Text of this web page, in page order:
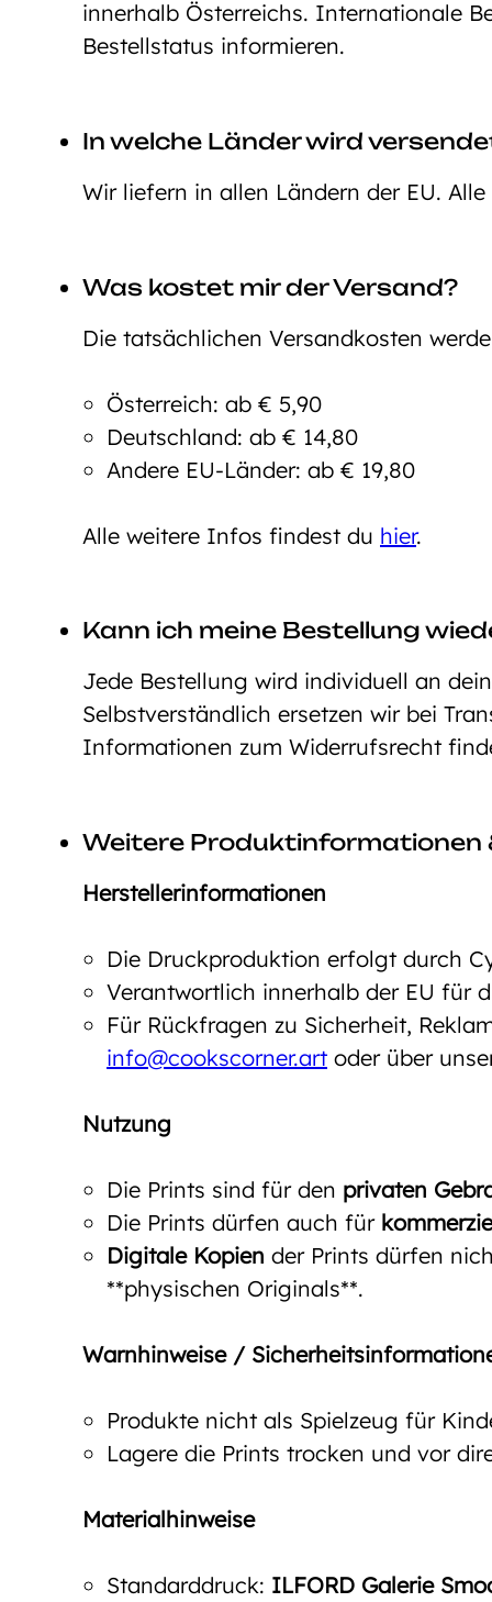
innerhalb Österreichs. Internationale
Bestellstatus informieren.
In welche Länder wird
Wir liefern in allen Ländern der EU.
Was kostet mir der Versand?
Die tatsächlichen Versandkosten
Österreich: ab € 5,90
Deutschland: ab € 14,80
Andere EU-Länder: ab € 19,80
Alle weitere Infos findest du hier.
Kann ich meine Bestellung
Jede Bestellung wird individuell an
Selbstverständlich ersetzen wir bei
Informationen zum Widerrufsrecht
Weitere Produktinformationen
Herstellerinformationen
Die Druckproduktion erfolgt durch
Verantwortlich innerhalb der EU für
Für Rückfragen zu Sicherheit,
info@cookscorner.art oder über
Nutzung
Die Prints sind für den privaten
Die Prints dürfen auch für
Digitale Kopien der Prints dürfen
**physischen Originals**.
Warnhinweise /
Produkte nicht als Spielzeug für
Lagere die Prints trocken und vor
Materialhinweise
Standarddruck: ILFORD Galerie